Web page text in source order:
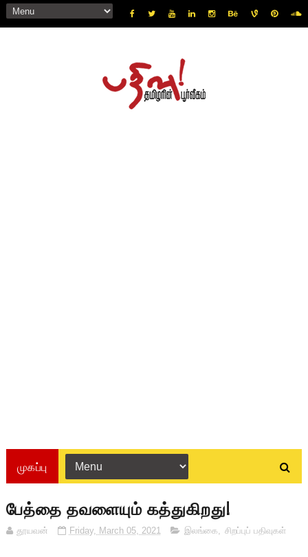
முகப்பு
பேத்தை தவளையும் கத்துகிறது!
தூயவன் Friday, March 05, 2021 இலங்கை, சிறப்புப் பதிவுகள்